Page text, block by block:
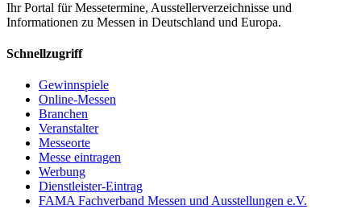
Ihr Portal für Messetermine, Ausstellerverzeichnisse und
Informationen zu Messen in Deutschland und Europa.
Schnellzugriff
Gewinnspiele
Online-Messen
Branchen
Veranstalter
Messeorte
Messe eintragen
Werbung
Dienstleister-Eintrag
FAMA Fachverband Messen und Ausstellungen e.V.